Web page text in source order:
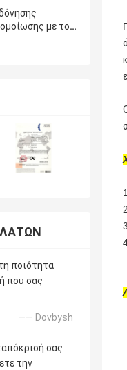
με το
ποιότητα
που σας
—— Dovbysh
σας
την